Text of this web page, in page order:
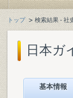
トップ 検索結果 - 社
日本ガ
基本情報